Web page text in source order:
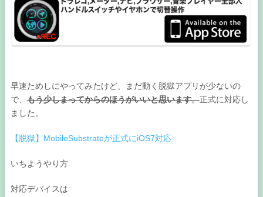
早速ためしにやってみたけど、まだ動く脱獄アプリが少ないの
で、もう少しまってからのほうがいいと思います。正式に対応し
ました。
【脱獄】MobileSubstrateが正式にiOS7対応
いちようやり方
対応デバイスは